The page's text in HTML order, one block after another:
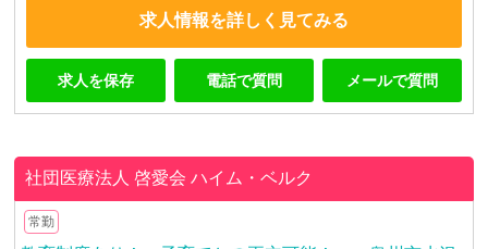
求人情報を詳しく見てみる
求人を保存 電話で質問 メールで質問
社団医療法人 啓愛会ハイム・ベルク
常勤